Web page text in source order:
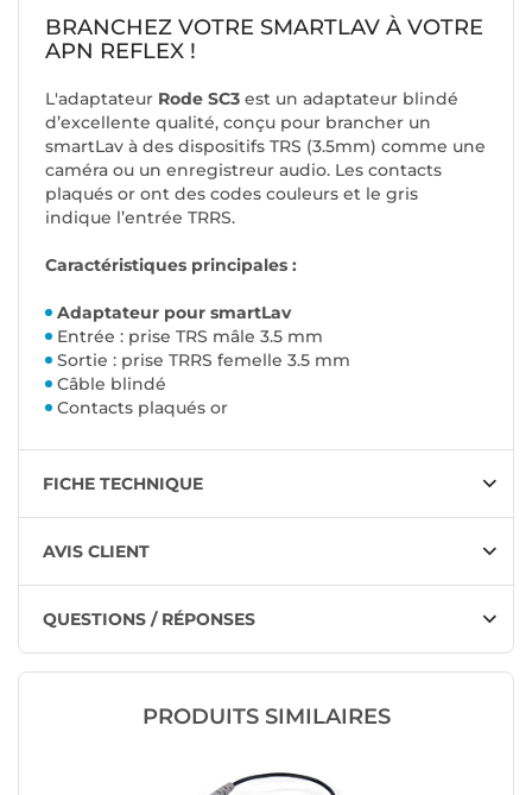
BRANCHEZ VOTRE SMARTLAV À VOTRE
APN REFLEX !
L'adaptateur Rode SC3 est un adaptateur blindé
d’excellente qualité, conçu pour brancher un
smartLav à des dispositifs TRS (3.5mm) comme une
caméra ou un enregistreur audio. Les contacts
plaqués or ont des codes couleurs et le gris
indique l’entrée TRRS.
Caractéristiques principales :
Adaptateur pour smartLav
Entrée : prise TRS mâle 3.5 mm
Sortie : prise TRRS femelle 3.5 mm
Câble blindé
Contacts plaqués or
FICHE TECHNIQUE
AVIS CLIENT
QUESTIONS / RÉPONSES
PRODUITS SIMILAIRES